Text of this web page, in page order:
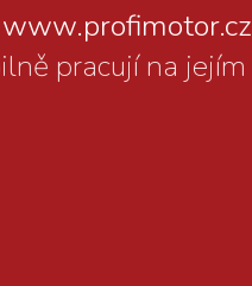
www.profimotor.cz